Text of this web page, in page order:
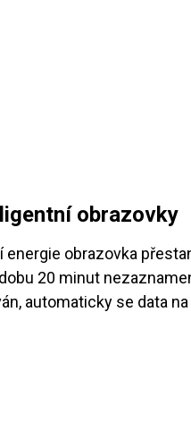
obrazovky
energie obrazovka
20 minut
automaticky se data